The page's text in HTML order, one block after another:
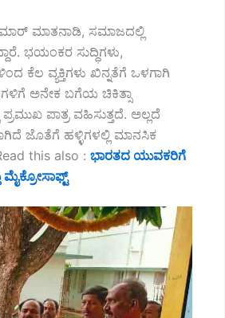
ಮಾತನಾಡಿ, ಸಮಾಜದಲ್ಲಿ
ಭಯಂಕರ ಸುದ್ಧಿಗಳು,
ಕೆಲ ವ್ಯಕ್ತಿಗಳು ಖಿನ್ನತೆಗೆ ಒಳಗಾಗಿ
ಅನೇಕ ಬಗೆಯ ಚಿಕಿತ್ಸಾ
ಪಾತ್ರ ವಹಿಸುತ್ತದೆ. ಅಲ್ಲದೆ
ಜೊತೆಗೆ ಹಳ್ಳಿಗಳಲ್ಲಿ ಮಾನಸಿಕ
this also : ಭಾರತದ ಯುವಕರಿಗೆ